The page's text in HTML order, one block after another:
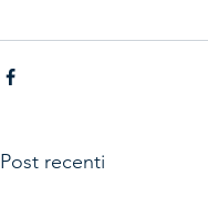
Post recenti